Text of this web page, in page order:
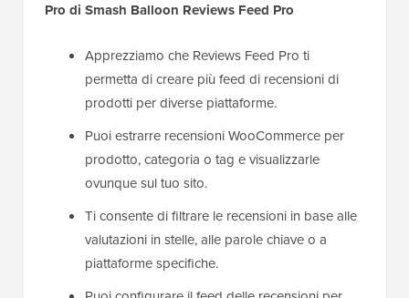
Pro di Smash Balloon Reviews Feed Pro
Apprezziamo che Reviews Feed Pro ti
permetta di creare più feed di recensioni di
prodotti per diverse piattaforme.
Puoi estrarre recensioni WooCommerce per
prodotto, categoria o tag e visualizzarle
ovunque sul tuo sito.
Ti consente di filtrare le recensioni in base alle
valutazioni in stelle, alle parole chiave o a
piattaforme specifiche.